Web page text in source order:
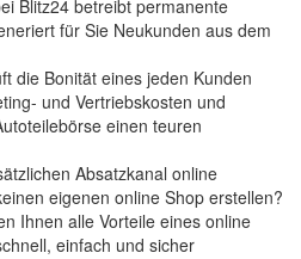
Blitz24 betreibt permanente
für Sie Neukunden aus dem
die Bonität eines jeden Kunden
und Vertriebskosten und
einen teuren
Absatzkanal online
eigenen online Shop erstellen?
Ihnen alle Vorteile eines online
einfach und sicher